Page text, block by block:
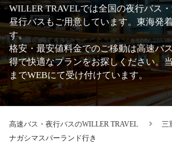
WILLER TRAVELでは全国の夜行バス
昼行バスもご用意しています。東海発
す。
格安・最安値料金でのご移動は高速バ
得で快適なプランをお探しください。
までWEBにて受け付けています。
高速バス・夜行バスのWILLER TRAVEL
三
ナガシマスパーランド行き